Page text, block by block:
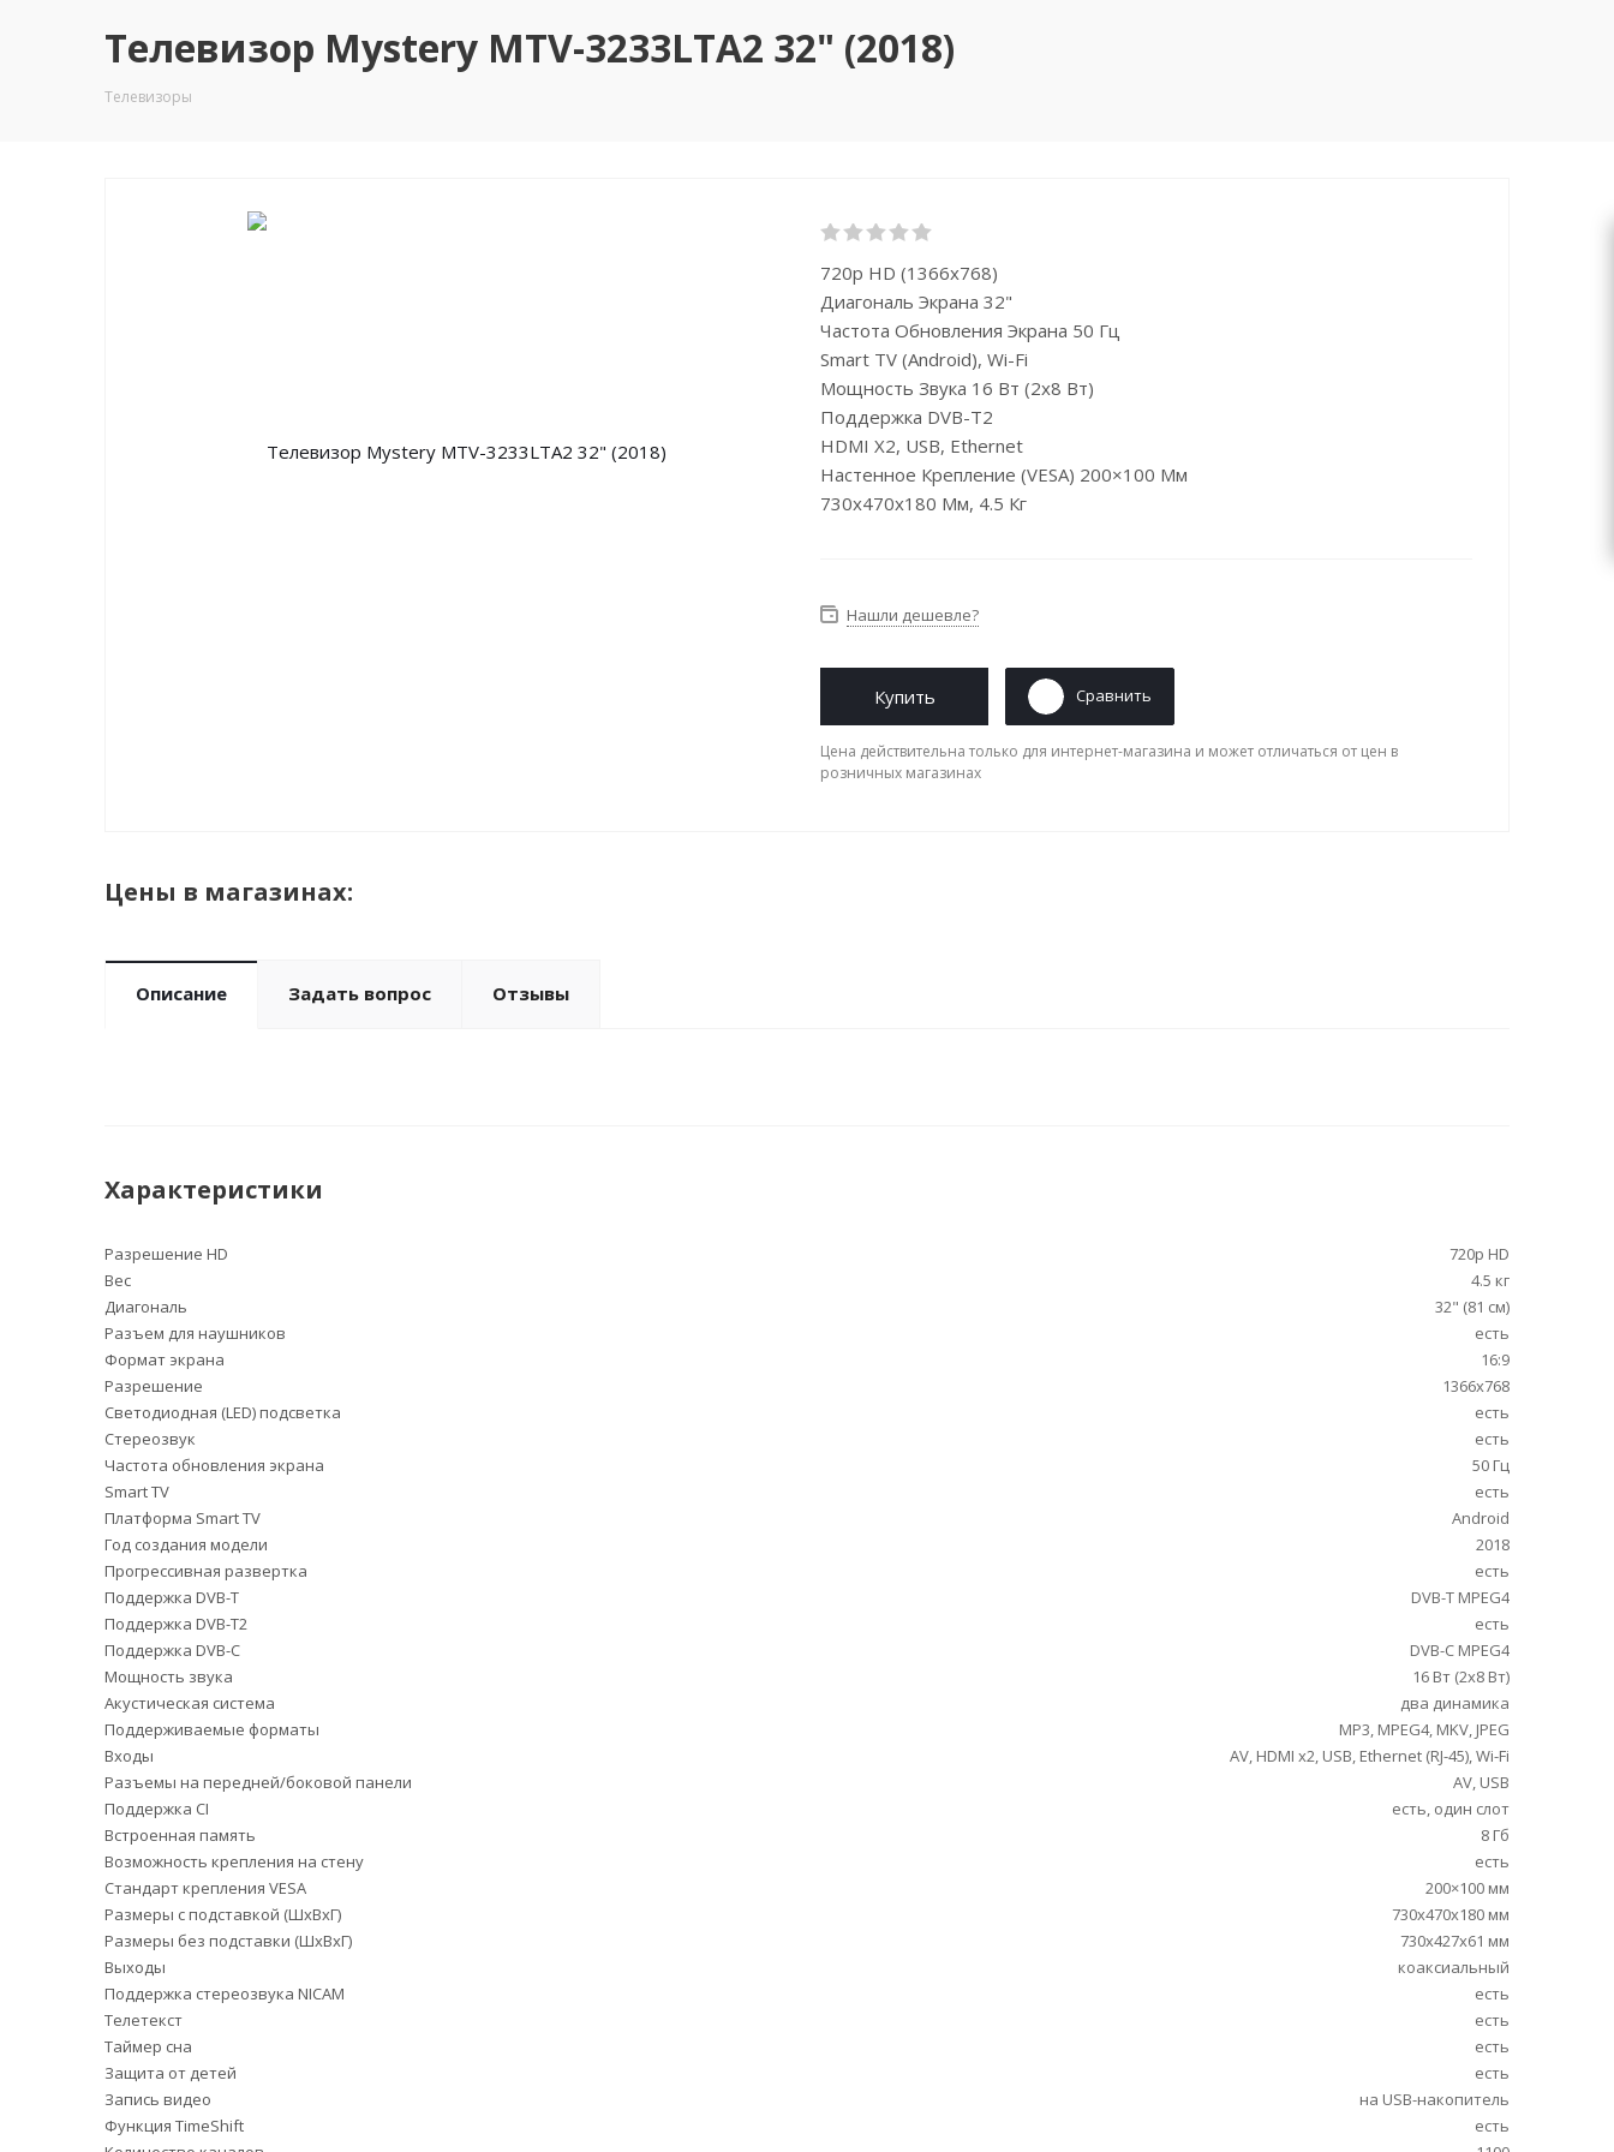
Телевизор Mystery MTV-3233LTA2 32" (2018)
Телевизоры
720p HD (1366x768)
Диагональ Экрана 32"
Частота Обновления Экрана 50 Гц
Smart TV (Android), Wi-Fi
Мощность Звука 16 Вт (2х8 Вт)
Поддержка DVB-T2
HDMI X2, USB, Ethernet
Настенное Крепление (VESA) 200×100 Мм
730x470x180 Мм, 4.5 Кг
Нашли дешевле?
Купить Сравнить
Цена действительна только для интернет-магазина и может отличаться от цен в
розничных магазинах
Цены в магазинах:
Описание Задать вопрос Отзывы
Характеристики
Разрешение HD
720p HD
Вес
4.5 кг
Диагональ
32" (81 см)
Разъем для наушников
есть
Формат экрана
16:9
Разрешение
1366x768
Светодиодная (LED) подсветка
есть
Стереозвук
есть
Частота обновления экрана
50 Гц
Smart TV
есть
Платформа Smart TV
Android
Год создания модели
2018
Прогрессивная развертка
есть
Поддержка DVB-T
DVB-T MPEG4
Поддержка DVB-T2
есть
Поддержка DVB-C
DVB-C MPEG4
Мощность звука
16 Вт (2х8 Вт)
Акустическая система
два динамика
Поддерживаемые форматы
MP3, MPEG4, MKV, JPEG
Входы
AV, HDMI x2, USB, Ethernet (RJ-45), Wi-Fi
Разъемы на передней/боковой панели
AV, USB
Поддержка CI
есть, один слот
Встроенная память
8 Гб
Возможность крепления на стену
есть
Стандарт крепления VESA
200×100 мм
Размеры с подставкой (ШxВxГ)
730x470x180 мм
Размеры без подставки (ШxВxГ)
730x427x61 мм
Выходы
коаксиальный
Поддержка стереозвука NICAM
есть
Телетекст
есть
Таймер сна
есть
Защита от детей
есть
Запись видео
на USB-накопитель
Функция TimeShift
есть